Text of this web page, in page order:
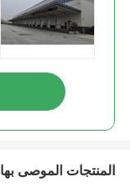
المنتجات الموصى بها